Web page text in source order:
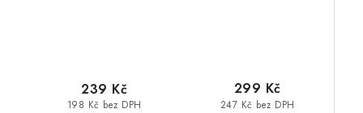
198 Kč bez DPH
239 Kč
247 Kč bez DPH
299 Kč